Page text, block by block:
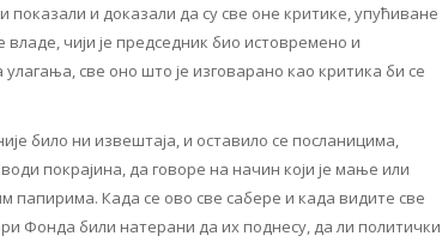
показали и доказали да су све оне критике, упућиване
чији је председник био истовремено и
све оно што је изговарано као критика би се
било ни извештаја, и оставило се посланицима,
покрајина, да говоре на начин који је мање или
Када се ово све сабере и када видите све
Фонда били натерани да их поднесу, да ли политички